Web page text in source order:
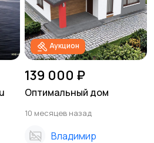
Аукцион
139 000 ₽
Оптимальный дом
10 месяцев назад
Владимир